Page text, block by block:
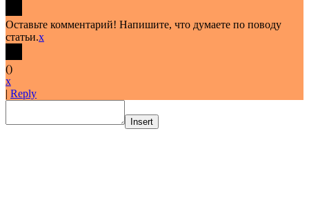
Оставьте комментарий! Напишите, что думаете по поводу
статьи.x
()
x
| Reply
Insert